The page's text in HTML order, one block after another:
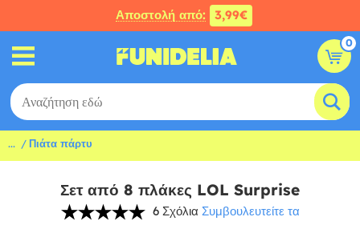
Αποστολή από: 3,99€
0
... Πιάτα πάρτυ
Σετ από 8 πλάκες LOL Surprise
6 Σχόλια Συμβουλευτείτε τα